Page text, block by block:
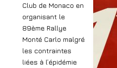
Club de Monaco en
organisant le
89ème Rallye
Monté Carlo malgré
les contraintes
liées à l’épidémie